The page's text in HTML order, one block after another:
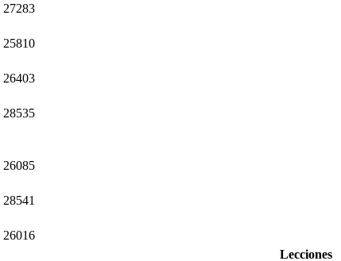
27283
25810
26403
28535
26085
28541
26016
Lecciones